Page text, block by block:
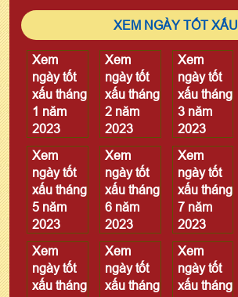
XEM NGÀY TỐT XẤU
Xem
ngày tốt
xấu tháng
1 năm
2023
Xem
ngày tốt
xấu tháng
2 năm
2023
Xem
ngày tốt
xấu tháng
3 năm
2023
Xem
ngày tốt
xấu tháng
5 năm
2023
Xem
ngày tốt
xấu tháng
6 năm
2023
Xem
ngày tốt
xấu tháng
7 năm
2023
Xem
ngày tốt
xấu tháng
Xem
ngày tốt
xấu tháng
Xem
ngày tốt
xấu tháng